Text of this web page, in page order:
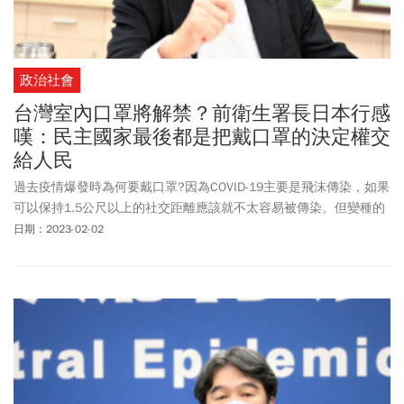
政治社會
台灣室內口罩將解禁？前衛生署長日本行感
嘆：民主國家最後都是把戴口罩的決定權交
給人民
過去疫情爆發時為何要戴口罩?因為COVID-19主要是飛沫傳染，如果
可以保持1.5公尺以上的社交距離應該就不太容易被傳染。但變種的
Omicron 主要是侵犯上呼吸道，氣溶膠（Aerosol）也成為主要傳染
日期：2023-02-02